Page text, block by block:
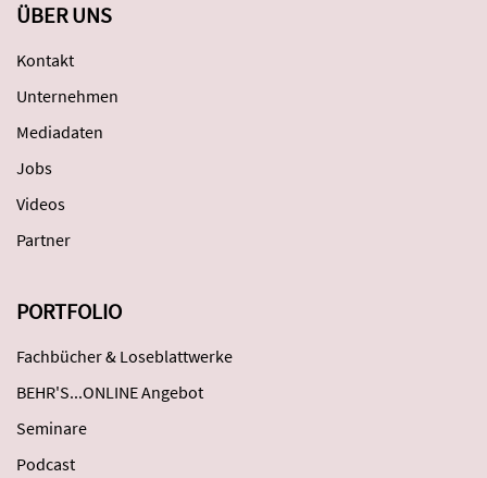
ÜBER UNS
Kontakt
Unternehmen
Mediadaten
Jobs
Videos
Partner
PORTFOLIO
Fachbücher & Loseblattwerke
BEHR'S...ONLINE Angebot
Seminare
Podcast